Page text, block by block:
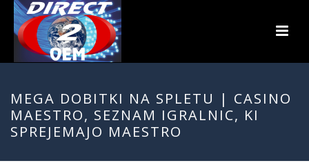
MEGA DOBITKI NA SPLETU | CASINO
MAESTRO, SEZNAM IGRALNIC, KI
SPREJEMAJO MAESTRO